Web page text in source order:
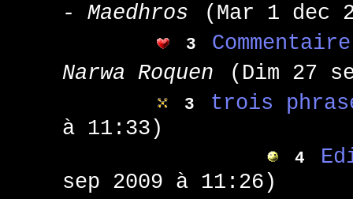
- Maedhros
(Mar 1 dec
3
Narwa Roquen
(Dim 27
3
trois
à 11:33)
4
sep 2009 à 11:26)